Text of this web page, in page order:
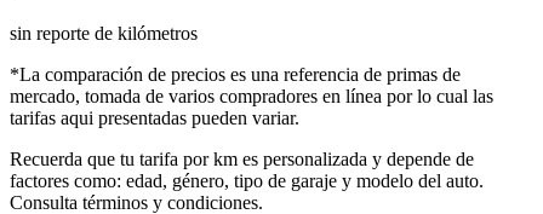
sin reporte de kilómetros
*La comparación de precios es una referencia de primas de
mercado, tomada de varios compradores en línea por lo cual las
tarifas aqui presentadas pueden variar.
Recuerda que tu tarifa por km es personalizada y depende de
factores como: edad, género, tipo de garaje y modelo del auto.
Consulta términos y condiciones.